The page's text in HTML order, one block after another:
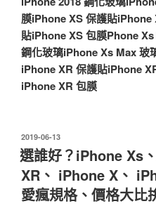
膜iPhone XS 保護貼iPhone
貼iPhone XS 包膜Phone
鋼化玻璃iPhone Xs Max 玻
iPhone XR 保護貼iPhone
iPhone XR 包膜
發
佈
於
2019-06-13
選誰好？iPhone Xs
XR、 iPhone X、
愛瘋規格、價格大比